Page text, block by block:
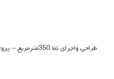
طراحی واجرای نما 350مترمربع – پروژه مهندس زمانیان